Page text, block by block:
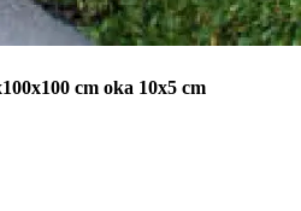
cm oka 10x5 cm